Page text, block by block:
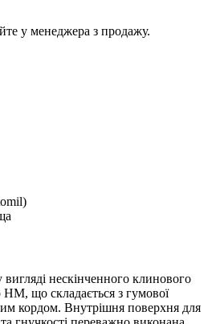
у менеджера з продажу.
нескінченного клинового
що складається з гумової
кордом. Внутрішня поверхня для